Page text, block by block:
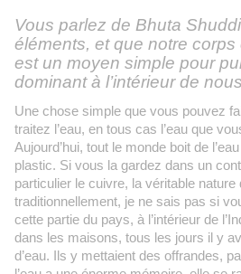
Vous parlez de Bhuta
éléments, et que notre
est un moyen simple pour
dominant à l’intérieur de
Une chose simple que vous pouvez
traitez l’eau, en tous cas l’eau que
Aujourd’hui, tout le monde boit de
plastic. Si vous la gardez dans un
particulier le cuivre, la véritable nature
traditionnellement, je ne sais pas si
cette partie du pays, à l’intérieur de
dans les maisons, tous les jours il y
d’eau. Ils y mettaient des offrandes,